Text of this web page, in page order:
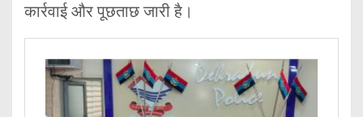
कार्रवाई और पूछताछ जारी है।